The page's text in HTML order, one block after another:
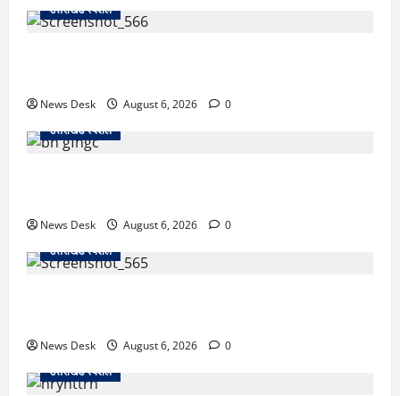
उत्तराखंड स्पेशल
News Desk August 6, 2026
0
उत्तराखंड स्पेशल
News Desk August 6, 2026
0
उत्तराखंड स्पेशल
News Desk August 6, 2026
0
उत्तराखंड स्पेशल